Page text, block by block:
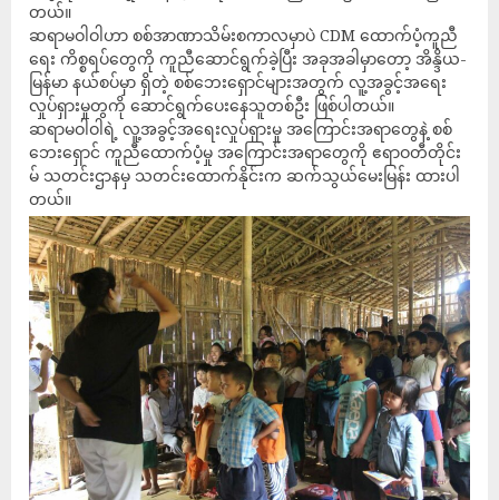
တယ်။
ဆရာမဝါဝါဟာ စစ်အာဏာသိမ်းစကာလမှာပဲ CDM ထောက်ပံ့ကူညီ
ရေး ကိစ္စရပ်တွေကို ကူညီဆောင်ရွက်ခဲ့ပြီး အခုအခါမှာတော့ အိန္ဒိယ-
မြန်မာ နယ်စပ်မှာ ရှိတဲ့ စစ်ဘေးရှောင်များအတွက် လူ့အခွင့်အရေး
လှုပ်ရှားမှုတွကို ဆောင်ရွက်ပေးနေသူတစ်ဦး ဖြစ်ပါတယ်။
ဆရာမဝါဝါရဲ့ လူ့အခွင့်အရေးလှုပ်ရှားမှု အကြောင်းအရာတွေနဲ့ စစ်
ဘေးရှောင်‌ ကူညီထောက်ပံ့မှု အကြောင်းအရာတွေကို ဧရာဝတီတိုင်း
မ် သတင်းဌာနမှ သတင်းထောက်နိုင်းက ဆက်သွယ်မေးမြန်း ထားပါ
တယ်။